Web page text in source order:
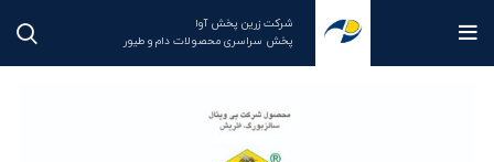
شرکت زرین پخش آوا
پخش سراسری محصولات دام و طیور